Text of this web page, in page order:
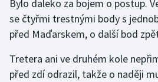
Triatlon
Veslování
Vodní slalom
Bylo daleko za bojem o postup.
se čtyřmi trestnými body s
před Maďarskem, o další bod
Tretera ani ve druhém kole
před zdí odrazil, takže o naději